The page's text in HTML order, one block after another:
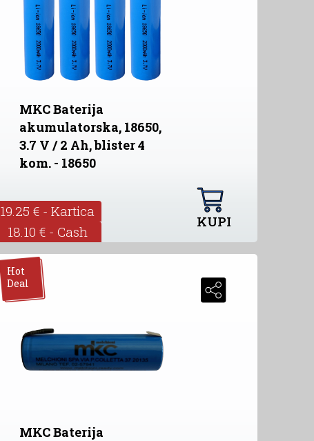
MKC Baterija
akumulatorska, 18650,
3.7 V / 2 Ah, blister 4
kom. - 18650
19.25 € - Kartica
18.10 € - Cash
KUPI
Hot
Deal
MKC Baterija